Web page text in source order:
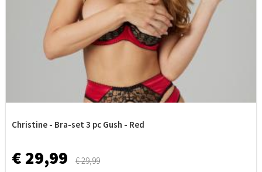
Christine - Bra-set 3 pc Gush - Red
€ 29,99
€ 29,99